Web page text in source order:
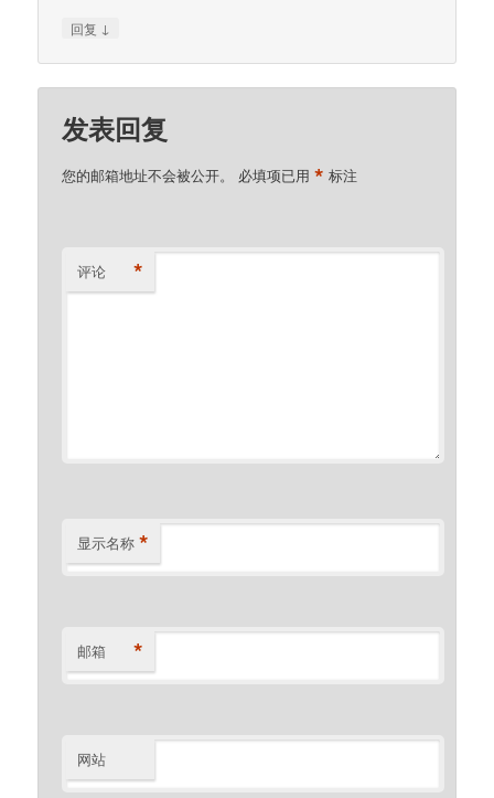
回复 ↓
发表回复
您的邮箱地址不会被公开。 必填项已用* 标注
评论 *
显示名称 *
邮箱 *
网站